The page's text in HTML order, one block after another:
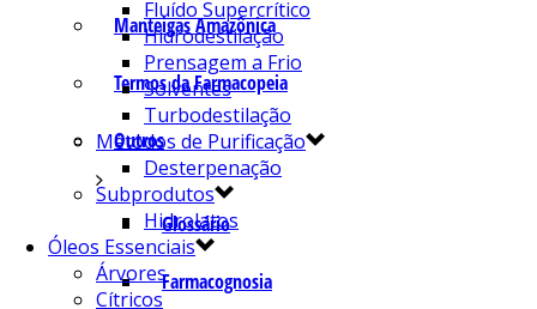
Manteigas Amazônica
Termos da Farmacopeia
Outros
Glossário
Farmacognosia
Fluído Supercrítico
Hidrodestilação
Prensagem a Frio
Solventes
Turbodestilação
Métodos de Purificação
Desterpenação
Subprodutos
Hidrolatos
Óleos Essenciais
Árvores
Cítricos